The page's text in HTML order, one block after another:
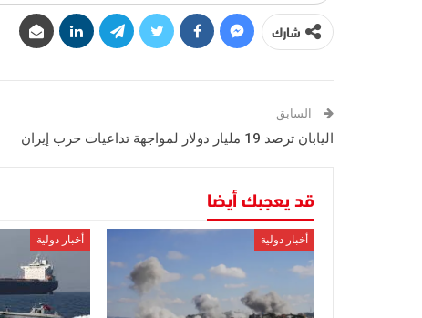
شارك
السابق
اليابان ترصد 19 مليار دولار لمواجهة تداعيات حرب إيران
قد يعجبك أيضا
أخبار دولية أخبار دولية